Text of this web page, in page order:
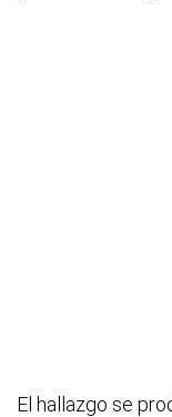
El hallazgo se